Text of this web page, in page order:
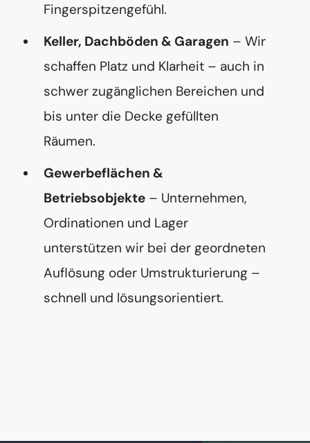
Fingerspitzengefühl.
Keller, Dachböden & Garagen – Wir
schaffen Platz und Klarheit – auch in
schwer zugänglichen Bereichen und
bis unter die Decke gefüllten
Räumen.
Gewerbeflächen &
Betriebsobjekte – Unternehmen,
Ordinationen und Lager
unterstützen wir bei der geordneten
Auflösung oder Umstrukturierung –
schnell und lösungsorientiert.